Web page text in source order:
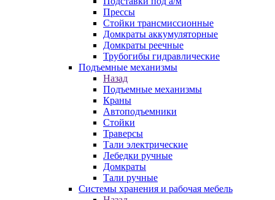
Прессы
Стойки трансмиссионные
Домкраты аккумуляторные
Домкраты реечные
Трубогибы гидравлические
Подъемные механизмы
Назад
Подъемные механизмы
Краны
Автоподъемники
Стойки
Траверсы
Тали электрические
Лебедки ручные
Домкраты
Тали ручные
Системы хранения и рабочая мебель